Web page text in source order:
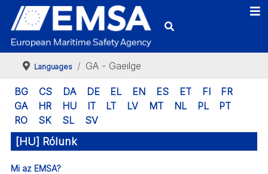
Languages GA - Gaeilge
BG CS DA DE EL EN ES ET FI
FR
GA
HR HU IT LT LV MT NL PL
PT
RO
SK SL SV
[HU] Rólunk
Mi az EMSA?